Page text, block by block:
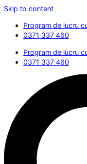
Skip to content
Program de lucru
0371 337 460
Program de lucru
0371 337 460